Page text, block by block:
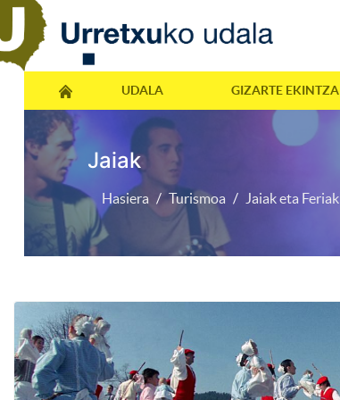
UDALA GIZARTE EKINTZA
Jaiak
Hasiera Turismoa Jaiak eta Feriak